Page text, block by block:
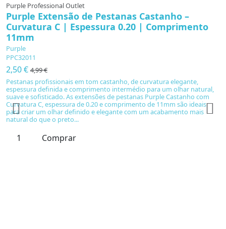
Purple Professional Outlet
Purple Extensão de Pestanas Castanho –
Curvatura C | Espessura 0.20 | Comprimento
11mm
Purple
PPC32011
2,50 € 4,99 €
Pestanas profissionais em tom castanho, de curvatura elegante,
espessura definida e comprimento intermédio para um olhar natural,
suave e sofisticado. As extensões de pestanas Purple Castanho com
Curvatura C, espessura de 0.20 e comprimento de 11mm são ideais
para criar um olhar definido e elegante com um acabamento mais
natural do que o preto...
Comprar